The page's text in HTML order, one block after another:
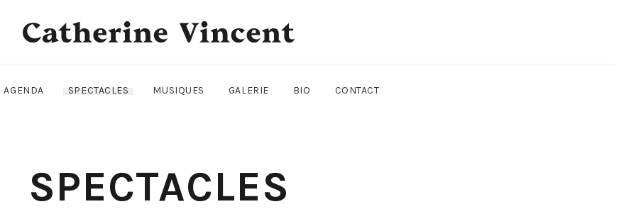
AGENDA SPECTACLES MUSIQUES GALERIE BIO CONTACT
SPECTACLES